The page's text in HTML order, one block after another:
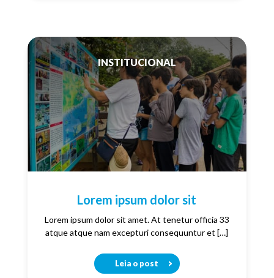
INSTITUCIONAL
Lorem ipsum dolor sit
Lorem ipsum dolor sit amet. At tenetur officia 33
atque atque nam excepturi consequuntur et […]
Leia o post